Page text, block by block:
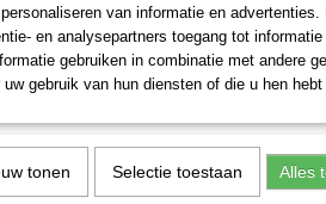
Slim Tree Wit
Slim Tree Wit De
LED
Loxone
van informatie en
en analysepartners toegang tot
gebruiken in combinatie met andere
uw gebruik van hun diensten of die u hen
tonen Selectie toestaan Alles